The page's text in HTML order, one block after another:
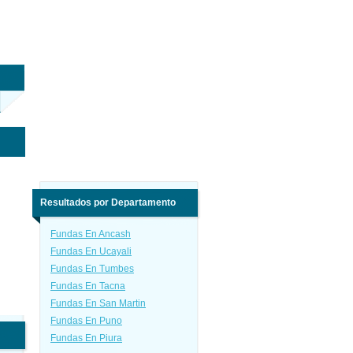
Resultados por Departamento
Fundas En Ancash
Fundas En Ucayali
Fundas En Tumbes
Fundas En Tacna
Fundas En San Martin
Fundas En Puno
Fundas En Piura